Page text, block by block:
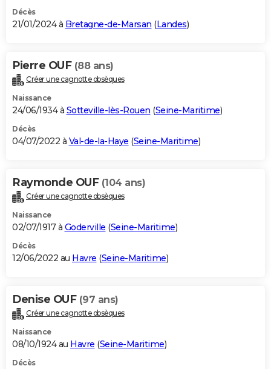
Décès
21/01/2024 à Bretagne-de-Marsan (Landes)
Pierre OUF (88 ans)
Créer une cagnotte obsèques
Naissance
24/06/1934 à Sotteville-lès-Rouen (Seine-Maritime)
Décès
04/07/2022 à Val-de-la-Haye (Seine-Maritime)
Raymonde OUF (104 ans)
Créer une cagnotte obsèques
Naissance
02/07/1917 à Goderville (Seine-Maritime)
Décès
12/06/2022 au Havre (Seine-Maritime)
Denise OUF (97 ans)
Créer une cagnotte obsèques
Naissance
08/10/1924 au Havre (Seine-Maritime)
Décès